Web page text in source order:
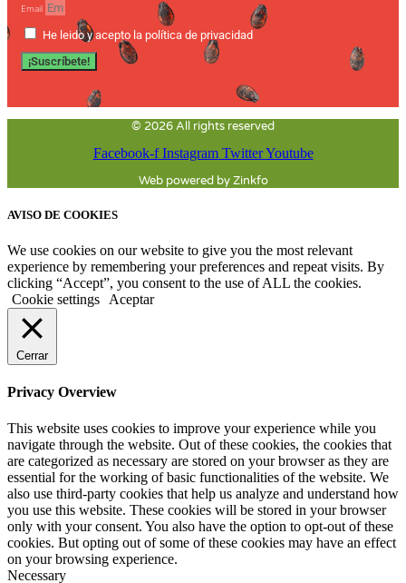
Email
He leido y acepto la política de privacidad
¡Suscríbete!
© 2026 All rights reserved
Facebook-f Instagram Twitter Youtube
Web powered by Zinkfo
AVISO DE COOKIES
We use cookies on our website to give you the most relevant
experience by remembering your preferences and repeat visits. By
clicking “Accept”, you consent to the use of ALL the cookies.
Cookie settings
Aceptar
Cerrar
Privacy Overview
This website uses cookies to improve your experience while you
navigate through the website. Out of these cookies, the cookies that
are categorized as necessary are stored on your browser as they are
essential for the working of basic functionalities of the website. We
also use third-party cookies that help us analyze and understand how
you use this website. These cookies will be stored in your browser
only with your consent. You also have the option to opt-out of these
cookies. But opting out of some of these cookies may have an effect
on your browsing experience.
Necessary